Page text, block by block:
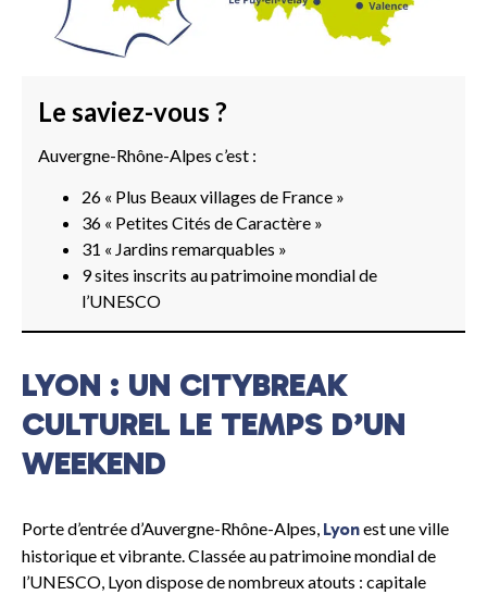
Le saviez-vous ?
Auvergne-Rhône-Alpes c’est :
26 « Plus Beaux villages de France »
36 « Petites Cités de Caractère »
31 « Jardins remarquables »
9 sites inscrits au patrimoine mondial de
l’UNESCO
LYON : UN CITYBREAK
CULTUREL LE TEMPS D’UN
WEEKEND
Porte d’entrée d’Auvergne-Rhône-Alpes, Lyonest une ville
historique et vibrante. Classée au patrimoine mondial de
l’UNESCO, Lyon dispose de nombreux atouts : capitale